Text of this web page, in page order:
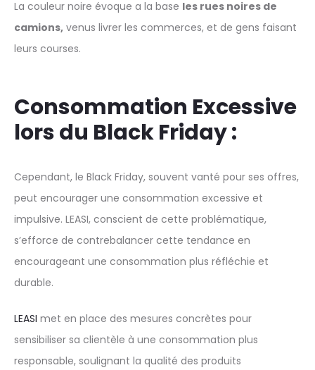
La couleur noire évoque a la base les rues noires de
camions, venus livrer les commerces, et de gens faisant
leurs courses.
Consommation Excessive
lors du Black Friday:
Cependant, le Black Friday, souvent vanté pour ses offres,
peut encourager une consommation excessive et
impulsive. LEASI, conscient de cette problématique,
s’efforce de contrebalancer cette tendance en
encourageant une consommation plus réfléchie et
durable.
LEASI met en place des mesures concrètes pour
sensibiliser sa clientèle à une consommation plus
responsable, soulignant la qualité des produits